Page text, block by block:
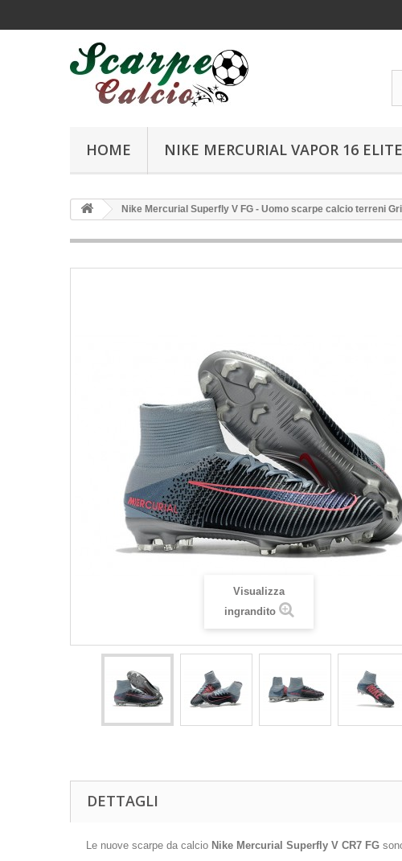
HOME NIKE MERCURIAL VAPOR 16
Nike Mercurial Superfly V FG - Uomo scarpe calcio terreni
Visualizza
ingrandito
DETTAGLI
Le nuove scarpe da calcio Nike Mercurial Superfly V CR7 FG